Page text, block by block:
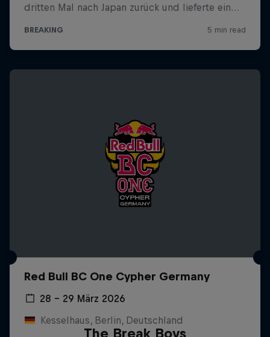
Red Bull BC One Cypher Germany
28 – 29 März 2026
Kesselhaus, Berlin, Deutschland
The Break Boys